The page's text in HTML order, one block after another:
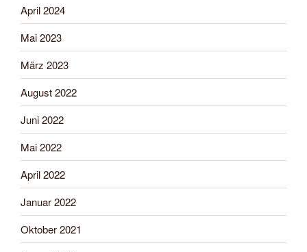
April 2024
Mai 2023
März 2023
August 2022
Juni 2022
Mai 2022
April 2022
Januar 2022
Oktober 2021